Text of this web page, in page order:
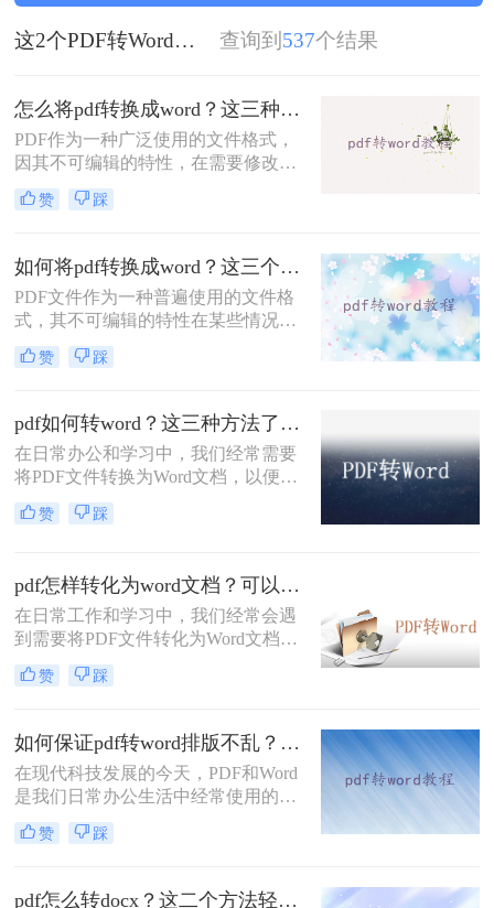
这2个PDF转Word的方法，高效率转换，排版不乱码！ 查询到 537个结果
怎么将pdf转换成word？这三种方法你可以试试！
PDF作为一种广泛使用的文件格式，
因其不可编辑的特性，在需要修改或
重新排版内容时，将其转换为Word文
档变得尤为重要。那么怎么将PDF转
PDF转Word方法，帮助您轻松实现文
件格式的转换。
赞 踩
如何将pdf转换成word？这三个转换方法，你一定要学会!
​PDF文件作为一种普遍使用的文件格
式，其不可编辑的特性在某些情况下
却成为了阻碍。特别是在需要提取、
修改或重新编辑PDF内容时，将其转
何将PDF转换成Word呢？本文将介绍
三种实用的方法，帮助您轻松实现
PDF到Word的转换。
赞 踩
pdf如何转word？这三种方法了解一下！
在日常办公和学习中，我们经常需要
将PDF文件转换为Word文档，以便进
行编辑、修改或进一步处理。PDF格
式虽然稳定且兼容性好，但在编辑方
功能。那么PDF如何转word呢？本文
将介绍三种实用的PDF转Word方法，
帮助你轻松实现文档格式的转换。
赞 踩
pdf怎样转化为word文档？可以试试这三种方法~
在日常工作和学习中，我们经常会遇
到需要将PDF文件转化为Word文档的
情况，以便于编辑和修改。那么PDF
怎样转化为Word文档呢？本文将介绍
助您轻松实现格式转换。
赞 踩
如何保证pdf转word排版不乱？这三个简单实用方法一定能帮到你！
在现代科技发展的今天，PDF和Word
是我们日常办公生活中经常使用的两
种文档格式。有时候，我们需要将一
个PDF文件转换成Word格式，以便于
到过一个问题，那就是在转换过程
赞 踩
pdf怎么转docx？这二个方法轻松搞定！